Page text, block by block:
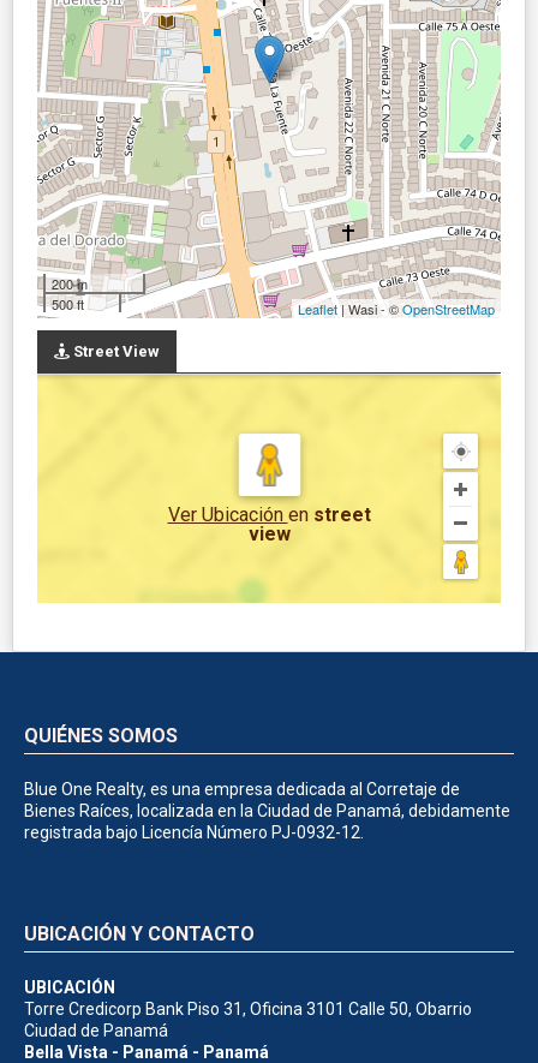
200 m
500 ft
Leaflet| Wasi - ©OpenStreetMap
Street View
Ver Ubicación en street
view
QUIÉNES SOMOS
Blue One Realty, es una empresa dedicada al Corretaje de
Bienes Raíces, localizada en la Ciudad de Panamá, debidamente
registrada bajo Licencía Número PJ-0932-12.
UBICACIÓN Y CONTACTO
UBICACIÓN
Torre Credicorp Bank Piso 31, Oficina 3101 Calle 50, Obarrio
Ciudad de Panamá
Bella Vista - Panamá - Panamá